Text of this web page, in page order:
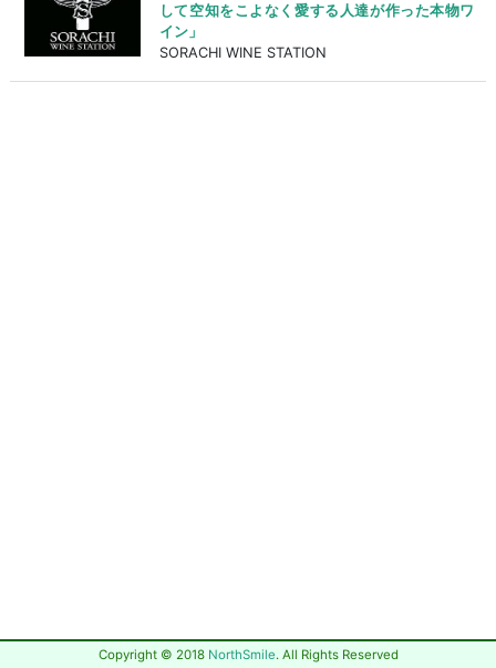
して空知をこよなく愛する人達が作った本物ワ
イン」
SORACHI WINE STATION
Copyright © 2018 NorthSmile. All Rights Reserved